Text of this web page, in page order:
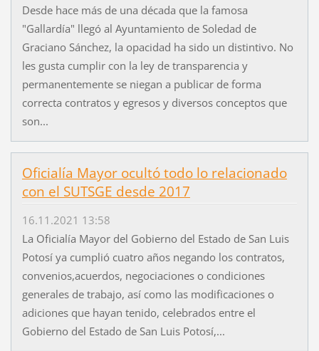
Desde hace más de una década que la famosa
"Gallardía" llegó al Ayuntamiento de Soledad de
Graciano Sánchez, la opacidad ha sido un distintivo. No
les gusta cumplir con la ley de transparencia y
permanentemente se niegan a publicar de forma
correcta contratos y egresos y diversos conceptos que
son...
Oficialía Mayor ocultó todo lo relacionado
con el SUTSGE desde 2017
16.11.2021 13:58
La Oficialía Mayor del Gobierno del Estado de San Luis
Potosí ya cumplió cuatro años negando los contratos,
convenios,acuerdos, negociaciones o condiciones
generales de trabajo, así como las modificaciones o
adiciones que hayan tenido, celebrados entre el
Gobierno del Estado de San Luis Potosí,...